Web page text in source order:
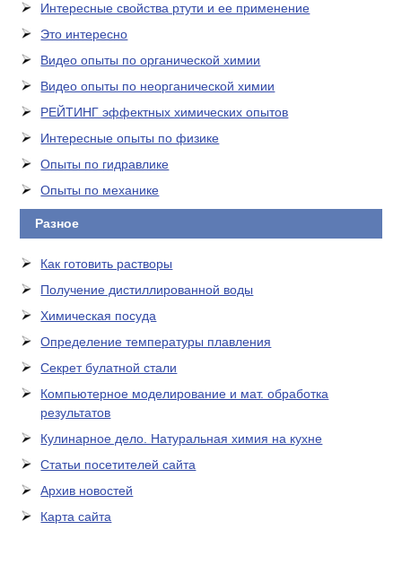
Интересные свойства ртути и ее применение
Это интересно
Видео опыты по органической химии
Видео опыты по неорганической химии
РЕЙТИНГ эффектных химических опытов
Интересные опыты по физике
Опыты по гидравлике
Опыты по механике
Разное
Как готовить растворы
Получение дистиллированной воды
Химическая посуда
Определение температуры плавления
Секрет булатной стали
Компьютерное моделирование и мат. обработка
результатов
Кулинарное дело. Натуральная химия на кухне
Статьи посетителей сайта
Архив новостей
Карта сайта